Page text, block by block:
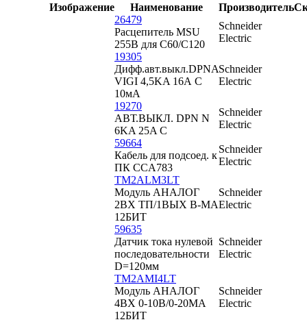
Изображение Наименование Производитель
26479
Расцепитель MSU
255В для C60/C120
Schneider
Electric
19305
Дифф.авт.выкл.DPNA
VIGI 4,5KA 16А C
10мА
Schneider
Electric
19270
АВТ.ВЫКЛ. DPN N
6KA 25A C
Schneider
Electric
59664
Кабель для подсоед. к
ПК CCA783
Schneider
Electric
TM2ALM3LT
Модуль АНАЛОГ
2ВХ ТП/1ВЫХ В-МА
12БИТ
Schneider
Electric
59635
Датчик тока нулевой
последовательности
D=120мм
Schneider
Electric
TM2AMI4LT
Модуль АНАЛОГ
4ВХ 0-10В/0-20МА
12БИТ
Schneider
Electric